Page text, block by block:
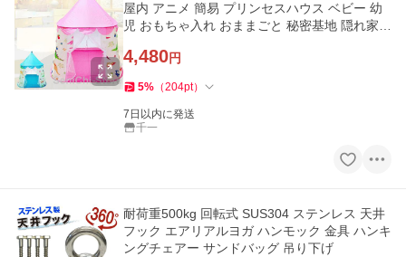
屋内 アニメ 簡易 プリンセスハウス ベビー 幼
児 おもちゃ入れ おままごと 秘密基地 隠れ家
4,480円
5% （204pt）
7日以内に発送
千一
耐荷重500kg 回転式 SUS304 ステンレス 天井
フック エアリアルヨガ ハンモック 金具 ハンキ
ングチェアー サンドバッグ 吊り下げ